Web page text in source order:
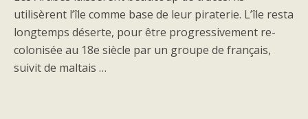
utilisèrent l’île comme base de leur piraterie. L’île resta
longtemps déserte, pour être progressivement re-
colonisée au 18e siècle par un groupe de français,
suivit de maltais …